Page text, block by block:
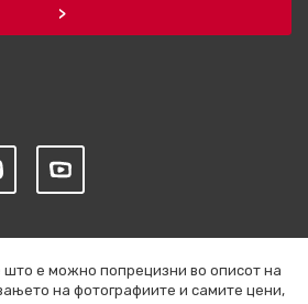
што е можно попрецизни во описот на
на фотографиите и самите цени,